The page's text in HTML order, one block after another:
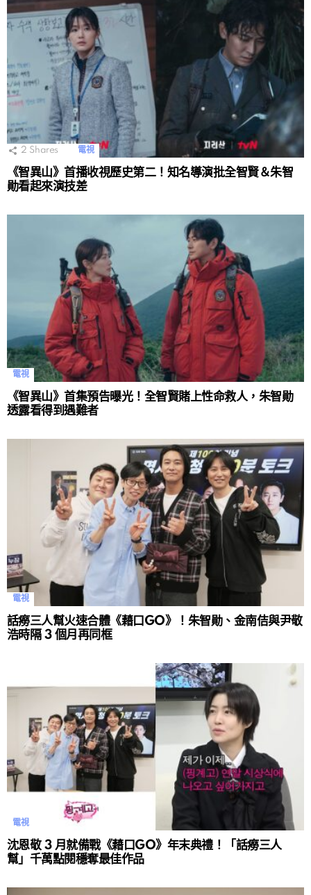
2 Shares 電視
《智異山》首播收視歷史第二！知名導演批全智賢＆朱智
勛看起來演技差
電視
《智異山》首集預告曝光！全智賢賭上性命救人，朱智勛
透露看得到遇難者
電視
話癆三人幫火速合體《藉口GO》！朱智勛、金南佶與尹敬
浩時隔 3 個月再同框
電視
沈恩敬 3 月就備戰《藉口GO》年末典禮！「話癆三人
幫」千萬點閱穩奪最佳作品